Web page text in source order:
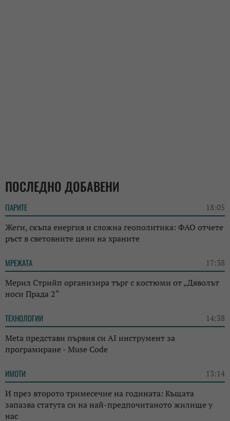
ПОСЛЕДНО ДОБАВЕНИ
ПАРИТЕ 18:05
Жеги, скъпа енергия и сложна геополитика: ФАО отчете
ръст в световните цени на храните
МРЕЖАТА 17:38
Мерил Стрийп организира търг с костюми от „Дяволът
носи Прада 2“
ТЕХНОЛОГИИ 14:38
Meta представи първия си AI инструмент за
програмиране - Muse Code
ИМОТИ 13:14
И през второто тримесечие на годината: Къщата
запазва статута си на най-предпочитаното жилище у
нас